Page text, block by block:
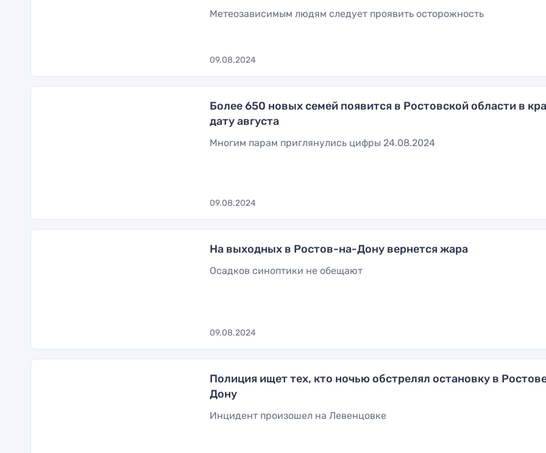
Метеозависимым людям следует проявить осторожность
09.08.2024
Более 650 новых семей появится в Ростовской области в
дату августа
Многим парам приглянулись цифры 24.08.2024
09.08.2024
На выходных в Ростов-на-Дону вернется жара
Осадков синоптики не обещают
09.08.2024
Полиция ищет тех, кто ночью обстрелял остановку в
Дону
Инцидент произошел на Левенцовке